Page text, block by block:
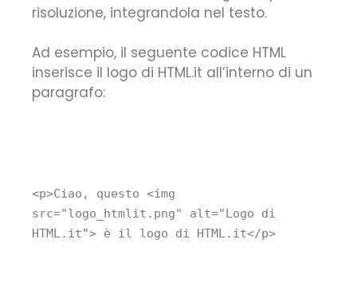
risoluzione, integrandola nel testo.
Ad esempio, il seguente codice HTML
inserisce il logo di HTML.it all’interno di un
paragrafo:
<p>Ciao, questo <img
src="logo_htmlit.png" alt="Logo di
HTML.it"> è il logo di HTML.it</p>